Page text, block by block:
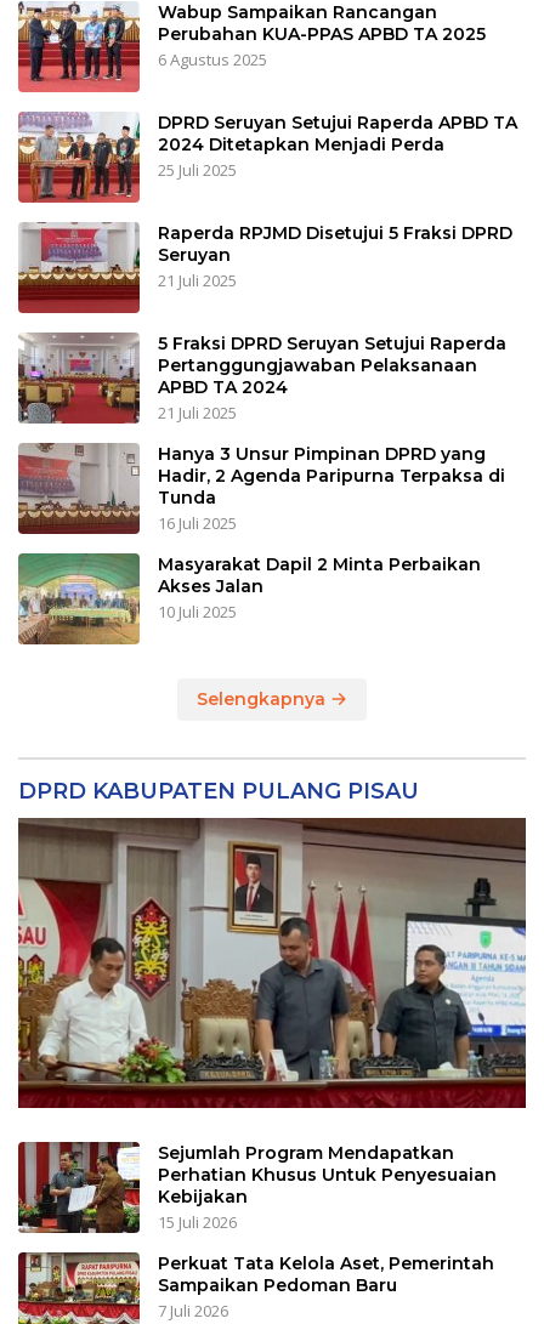
Wabup Sampaikan Rancangan
Perubahan KUA-PPAS APBD TA 2025
6 Agustus 2025
DPRD Seruyan Setujui Raperda APBD TA
2024 Ditetapkan Menjadi Perda
25 Juli 2025
Raperda RPJMD Disetujui 5 Fraksi DPRD
Seruyan
21 Juli 2025
5 Fraksi DPRD Seruyan Setujui Raperda
Pertanggungjawaban Pelaksanaan
APBD TA 2024
21 Juli 2025
Hanya 3 Unsur Pimpinan DPRD yang
Hadir, 2 Agenda Paripurna Terpaksa di
Tunda
16 Juli 2025
Masyarakat Dapil 2 Minta Perbaikan
Akses Jalan
10 Juli 2025
Selengkapnya
DPRD KABUPATEN PULANG PISAU
Sejumlah Program Mendapatkan
Perhatian Khusus Untuk Penyesuaian
Kebijakan
15 Juli 2026
Perkuat Tata Kelola Aset, Pemerintah
Sampaikan Pedoman Baru
7 Juli 2026